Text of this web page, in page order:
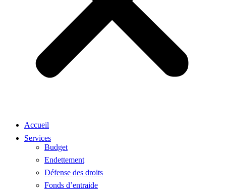
Accueil
Services
Budget
Endettement
Défense des droits
Fonds d’entraide